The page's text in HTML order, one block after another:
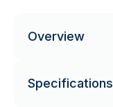
Overview
Specifications